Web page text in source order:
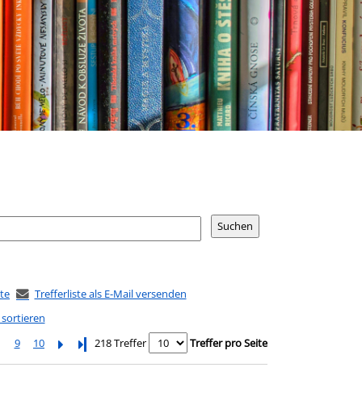
Trefferliste als E-Mail versenden
9 10 Letzte Seite
218 Treffer Treffer pro Seite